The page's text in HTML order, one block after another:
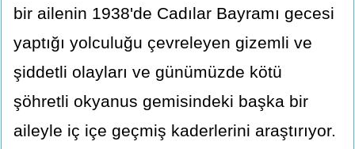
bir ailenin 1938'de Cadılar Bayramı gecesi
yaptığı yolculuğu çevreleyen gizemli ve
şiddetli olayları ve günümüzde kötü
şöhretli okyanus gemisindeki başka bir
aileyle iç içe geçmiş kaderlerini araştırıyor.